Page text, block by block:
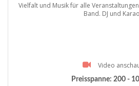
Vielfalt und Musik für alle
Band. DJ und
Video
Preisspanne: 200 -